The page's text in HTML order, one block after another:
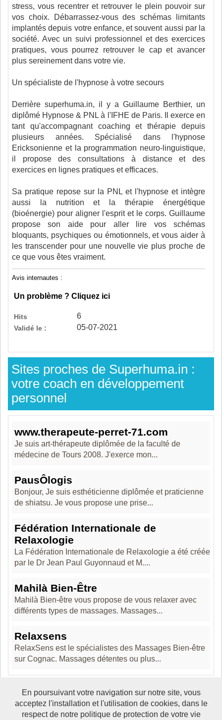
stress, vous recentrer et retrouver le plein pouvoir sur
vos choix. Débarrassez-vous des schémas limitants
implantés depuis votre enfance, et souvent aussi par la
société. Avec un suivi professionnel et des exercices
pratiques, vous pourrez retrouver le cap et avancer
plus sereinement dans votre vie.
Un spécialiste de l'hypnose à votre secours
Derrière superhuma.in, il y a Guillaume Berthier, un
diplômé Hypnose & PNL à l'IFHE de Paris. Il exerce en
tant qu'accompagnant coaching et thérapie depuis
plusieurs années. Spécialisé dans l'hypnose
Ericksonienne et la programmation neuro-linguistique,
il propose des consultations à distance et des
exercices en lignes pratiques et efficaces.
Sa pratique repose sur la PNL et l'hypnose et intègre
aussi la nutrition et la thérapie énergétique
(bioénergie) pour aligner l'esprit et le corps. Guillaume
propose son aide pour aller lire vos schémas
bloquants, psychiques ou émotionnels, et vous aider à
les transcender pour une nouvelle vie plus proche de
ce que vous êtes vraiment.
Avis internautes :
Un problème ? Cliquez ici
Hits 6
Validé le : 05-07-2021
Sites proches de Superhuma.in :
votre coach en développement
personnel
www.therapeute-perret-71.com
Je suis art-thérapeute diplômée de la faculté de
médecine de Tours 2008. J'exerce mon...
PausÔlogis
Bonjour, Je suis esthéticienne diplômée et praticienne
de shiatsu. Je vous propose une prise...
Fédération Internationale de
Relaxologie
La Fédération Internationale de Relaxologie a été créée
par le Dr Jean Paul Guyonnaud et M....
Mahilà Bien-Être
Mahilà Bien-être vous propose de vous relaxer avec
différents types de massages. Massages...
Relaxsens
RelaxSens est le spécialistes des Massages Bien-être
sur Cognac. Massages détentes ou plus...
Boosté par Arfooo 2.02 - © 2007 - 2017 -Contact-Mentions
legales
En poursuivant votre navigation sur notre site, vous
acceptez l'installation et l'utilisation de cookies, dans le
respect de notre politique de protection de votre vie